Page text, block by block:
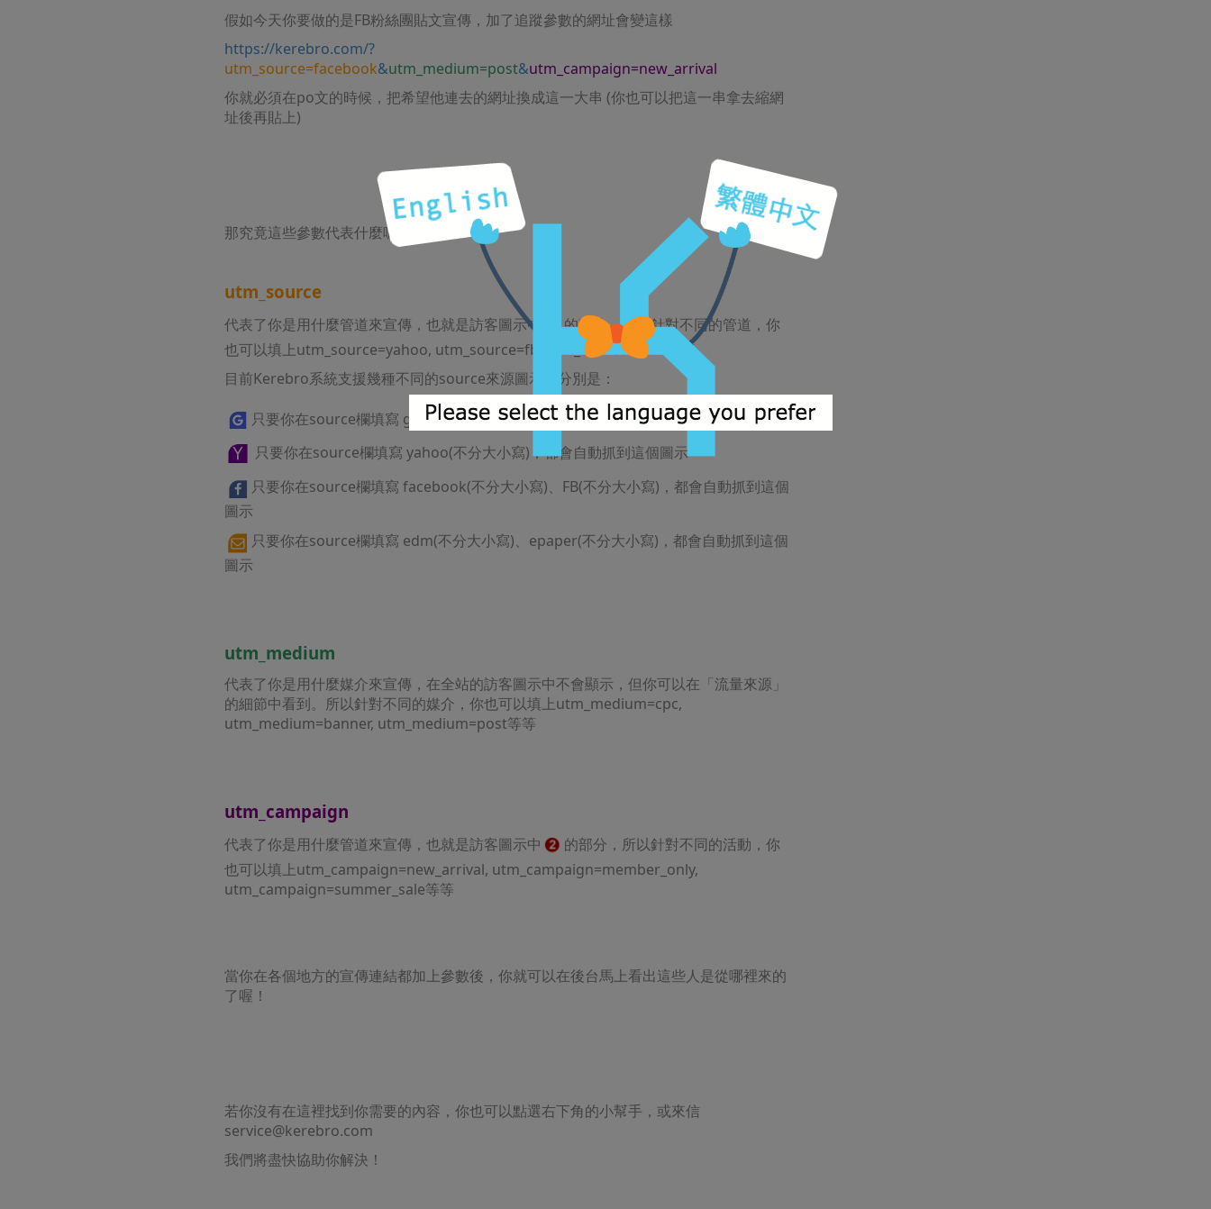
假如今天你要做的是FB粉絲團貼文宣傳，加了追蹤參數的網址會變這樣
https://kerebro.com/?
utm_source=facebook&utm_medium=post&utm_campaign=new_arrival
你就必須在po文的時候，把希望他連去的網址換成這一大串 (你也可以把這一串拿去縮網
址後再貼上)
那究竟這些參數代表什麼呢？
utm_source
代表了你是用什麼管道來宣傳，也就是訪客圖示中
的部分，所以針對不同的管道，你
也可以填上utm_source=yahoo, utm_source=fb, utm_source=edm等等
目前Kerebro系統支援幾種不同的source來源圖示，分別是：
只要你在source欄填寫 google(不分大小寫)，都會自動抓到這個圖示
只要你在source欄填寫 yahoo(不分大小寫)，都會自動抓到這個圖示
只要你在source欄填寫 facebook(不分大小寫)、FB(不分大小寫)，都會自動抓到這個
圖示
只要你在source欄填寫 edm(不分大小寫)、epaper(不分大小寫)，都會自動抓到這個
圖示
utm_medium
代表了你是用什麼媒介來宣傳，在全站的訪客圖示中不會顯示，但你可以在「流量來源」
的細節中看到。所以針對不同的媒介，你也可以填上utm_medium=cpc,
utm_medium=banner, utm_medium=post等等
utm_campaign
代表了你是用什麼管道來宣傳，也就是訪客圖示中
的部分，所以針對不同的活動，你
也可以填上utm_campaign=new_arrival, utm_campaign=member_only,
utm_campaign=summer_sale等等
當你在各個地方的宣傳連結都加上參數後，你就可以在後台馬上看出這些人是從哪裡來的
了喔！
若你沒有在這裡找到你需要的內容，你也可以點選右下角的小幫手，或來信
service@kerebro.com
我們將盡快協助你解決！